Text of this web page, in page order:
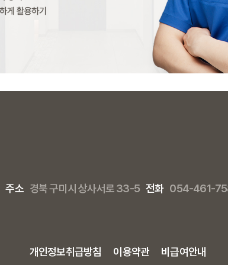
주소 경북 구미시 상사서로 33-5 전화 054-461-
개인정보취급방침 이용약관 비급여안내